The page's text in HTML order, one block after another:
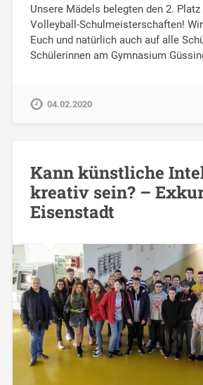
Unsere Mädels belegten den 2. Platz
Volleyball-Schulmeisterschaften!
Euch und natürlich auch auf alle
Schülerinnen am Gymnasium
04.02.2020
Kann künstliche
kreativ sein? –
Eisenstadt